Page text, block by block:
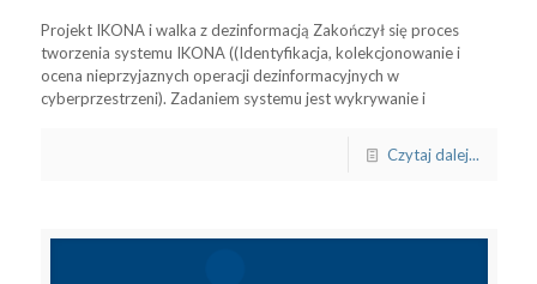
Projekt IKONA i walka z dezinformacją Zakończył się proces
tworzenia systemu IKONA ((Identyfikacja, kolekcjonowanie i
ocena nieprzyjaznych operacji dezinformacyjnych w
cyberprzestrzeni). Zadaniem systemu jest wykrywanie i
Czytaj dalej...